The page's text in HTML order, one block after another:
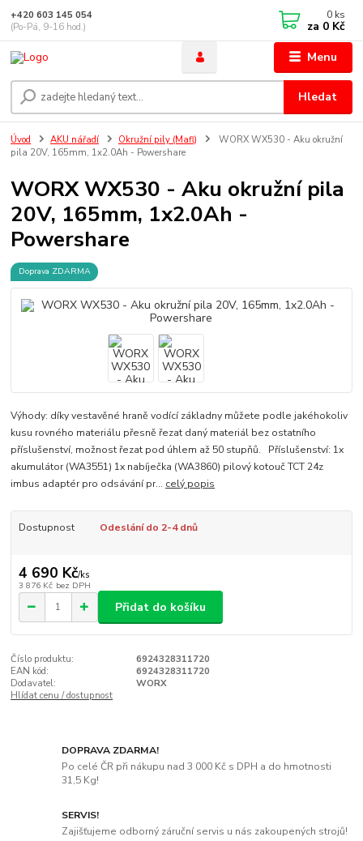
Menu
Hledat
+420 603 145 054
(Po-Pá, 9-16 hod.)
0 ks
za 0 Kč
Úvod AKU nářadí Okružní pily (Mafl)
WORX WX530 - Aku okružní
pila 20V, 165mm, 1x2.0Ah - Powershare
WORX WX530 - Aku okružní pila
20V, 165mm, 1x2.0Ah -
Powershare
Doprava ZDARMA
Výhody: díky vestavěné hraně vodící základny můžete podle jakéhokoliv
kusu rovného materiálu přesně řezat daný materiál bez ostatního
příslušenství, možnost řezat pod úhlem až 50 stupňů. Příslušenství: 1x
akumulátor (WA3551) 1x nabíječka (WA3860) pilový kotouč TCT 24z
imbus adaptér pro odsávání pr... celý popis
Dostupnost Odeslání do 2-4 dnů
4 690 Kč/ks
3 876 Kč bez DPH
Přidat do košíku
Číslo produktu:
6924328311720
EAN kód:
6924328311720
Dodavatel:
WORX
Hlídat cenu / dostupnost
DOPRAVA ZDARMA!
Po celé ČR při nákupu nad 3 000 Kč s DPH a do hmotnosti
31,5 Kg!
SERVIS!
Zajišťujeme odborný záruční servis u nás zakoupených strojů!